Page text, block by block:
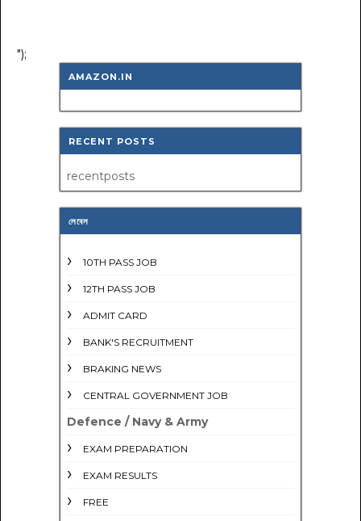
");
AMAZON.IN
RECENT POSTS
recentposts
লেবেল
10TH PASS JOB
12TH PASS JOB
ADMIT CARD
BANK'S RECRUITMENT
BRAKING NEWS
CENTRAL GOVERNMENT JOB
Defence / Navy & Army
EXAM PREPARATION
EXAM RESULTS
FREE